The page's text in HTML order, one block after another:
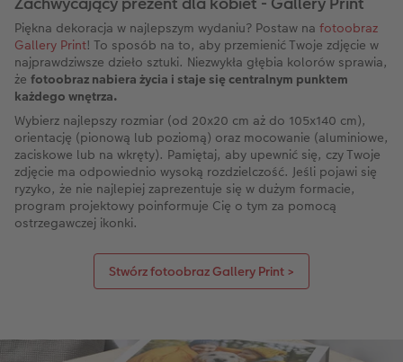
Piękna dekoracja w najlepszym wydaniu? Postaw na fotoobraz
Gallery Print! To sposób na to, aby przemienić Twoje zdjęcie w
najprawdziwsze dzieło sztuki. Niezwykła głębia kolorów sprawia,
że fotoobraz nabiera życia i staje się centralnym punktem
każdego wnętrza.
Wybierz najlepszy rozmiar (od 20x20 cm aż do 105x140 cm),
orientację (pionową lub poziomą) oraz mocowanie (aluminiowe,
zaciskowe lub na wkręty). Pamiętaj, aby upewnić się, czy Twoje
zdjęcie ma odpowiednio wysoką rozdzielczość. Jeśli pojawi się
ryzyko, że nie najlepiej zaprezentuje się w dużym formacie,
program projektowy poinformuje Cię o tym za pomocą
ostrzegawczej ikonki.
Stwórz fotoobraz Gallery Print >